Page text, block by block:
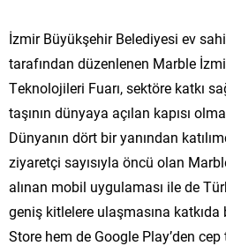
İzmir Büyükşehir Belediyesi ev
tarafından düzenlenen Marble
Teknolojileri Fuarı, sektöre katkı
taşının dünyaya açılan kapısı
Dünyanın dört bir yanından
ziyaretçi sayısıyla öncü olan
alınan mobil uygulaması ile de
geniş kitlelere ulaşmasına
Store hem de Google Play’den